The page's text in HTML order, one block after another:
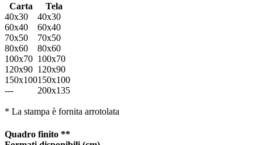
Carta
Tela
40x30
40x30
60x40
60x40
70x50
70x50
80x60
80x60
100x70 100x70
120x90 120x90
150x100150x100
---
200x135
* La stampa è fornita arrotolata
Quadro finito **